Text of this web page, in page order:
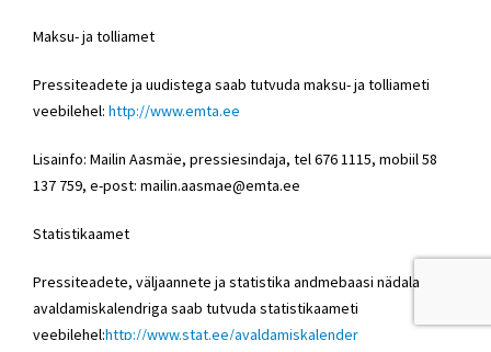
Maksu- ja tolliamet
Pressiteadete ja uudistega saab tutvuda maksu- ja tolliameti
veebilehel: http://www.emta.ee
Lisainfo: Mailin Aasmäe, pressiesindaja, tel 676 1115, mobiil 58
137 759, e-post: mailin.aasmae@emta.ee
Statistikaamet
Pressiteadete, väljaannete ja statistika andmebaasi nädala
avaldamiskalendriga saab tutvuda statistikaameti
veebilehel:http://www.stat.ee/avaldamiskalender